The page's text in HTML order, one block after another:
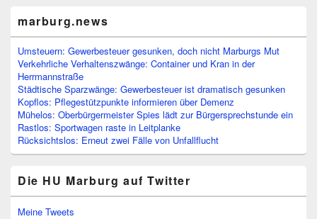
marburg.news
Umsteuern: Gewerbesteuer gesunken, doch nicht Marburgs Mut
Verkehrliche Verhaltenszwänge: Container und Kran in der
Herrmannstraße
Städtische Sparzwänge: Gewerbesteuer ist dramatisch gesunken
Kopflos: Pflegestützpunkte informieren über Demenz
Mühelos: Oberbürgermeister Spies lädt zur Bürgersprechstunde ein
Rastlos: Sportwagen raste in Leitplanke
Rücksichtslos: Erneut zwei Fälle von Unfallflucht
Die HU Marburg auf Twitter
Meine Tweets